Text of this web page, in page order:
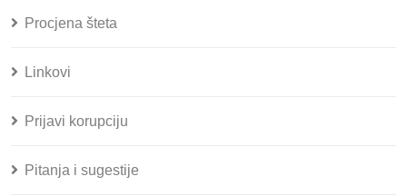
Procjena šteta
Linkovi
Prijavi korupciju
Pitanja i sugestije